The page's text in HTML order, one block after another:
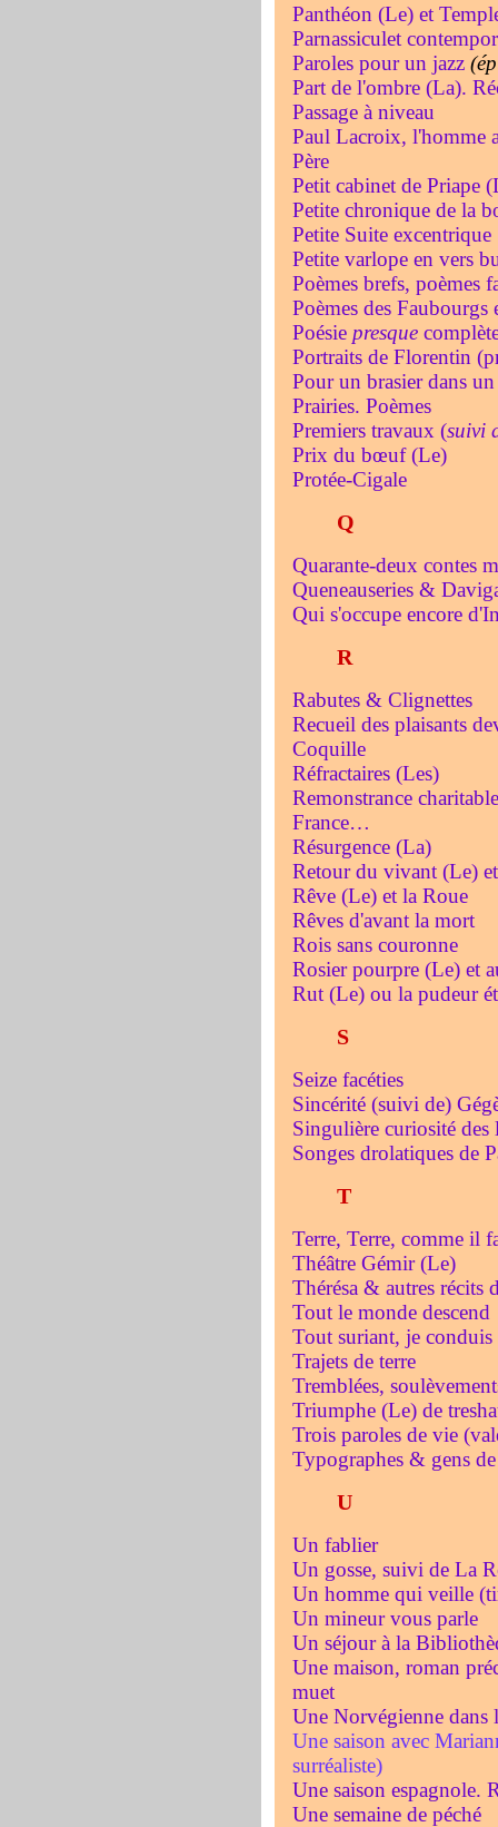
Panthéon (Le) et
Parnassiculet
Paroles pour un jazz
Part de l'ombre (La).
Passage à niveau
Paul Lacroix, l'homme
Père
Petit cabinet de Priape
Petite chronique de la
Petite Suite excentrique
Petite varlope en vers
Poèmes brefs, poèmes
Poèmes des Faubourgs
Poésie presque
Portraits de Florentin
Pour un brasier dans un
Prairies. Poèmes
Premiers travaux (suivi
Prix du bœuf (Le)
Protée-Cigale
Q
Quarante-deux contes
Queneauseries &
Qui s'occupe encore
R
Rabutes & Clignettes
Recueil des plaisants
Coquille
Réfractaires (Les)
Remonstrance
France…
Résurgence (La)
Retour du vivant (Le)
Rêve (Le) et la Roue
Rêves d'avant la mort
Rois sans couronne
Rosier pourpre (Le) et
Rut (Le) ou la pudeur
S
Seize facéties
Sincérité (suivi de)
Singulière curiosité des
Songes drolatiques de
T
Terre, Terre, comme il
Théâtre Gémir (Le)
Thérésa & autres récits
Tout le monde descend
Tout suriant, je
Trajets de terre
Tremblées,
Triumphe (Le) de
Trois paroles de vie
Typographes & gens
U
Un fablier
Un gosse, suivi de La
Un homme qui veille
Un mineur vous parle
Un séjour à la
Une maison, roman
muet
Une Norvégienne dans
Une saison avec
surréaliste)
Une saison espagnole.
Une semaine de péché